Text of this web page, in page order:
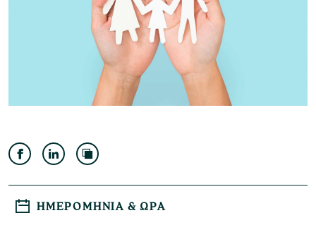
Μουσείο Ελιάς και Ελληνικού Λαδιού
Μουσείο Βιομηχανικής Ελαιουργίας
ΗΜΕΡΟΜΗΝΊΑ & ΏΡΑ